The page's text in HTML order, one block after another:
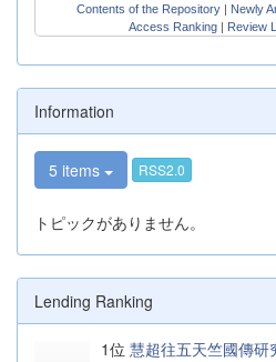
Contents of the Repository| Newly
Access Ranking
Review
Information
5 items RSS2.0
トピックがありません。
Lending Ranking
1位 慧超往五天竺國傳研